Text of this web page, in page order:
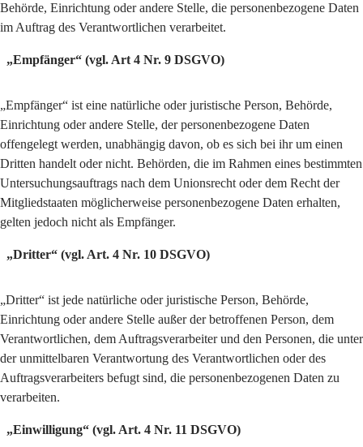
Behörde, Einrichtung oder andere Stelle, die personenbezogene Daten
im Auftrag des Verantwortlichen verarbeitet.
„Empfänger“ (vgl. Art 4 Nr. 9 DSGVO)
„Empfänger“ ist eine natürliche oder juristische Person, Behörde,
Einrichtung oder andere Stelle, der personenbezogene Daten
offengelegt werden, unabhängig davon, ob es sich bei ihr um einen
Dritten handelt oder nicht. Behörden, die im Rahmen eines bestimmten
Untersuchungsauftrags nach dem Unionsrecht oder dem Recht der
Mitgliedstaaten möglicherweise personenbezogene Daten erhalten,
gelten jedoch nicht als Empfänger.
„Dritter“ (vgl. Art. 4 Nr. 10 DSGVO)
„Dritter“ ist jede natürliche oder juristische Person, Behörde,
Einrichtung oder andere Stelle außer der betroffenen Person, dem
Verantwortlichen, dem Auftragsverarbeiter und den Personen, die unter
der unmittelbaren Verantwortung des Verantwortlichen oder des
Auftragsverarbeiters befugt sind, die personenbezogenen Daten zu
verarbeiten.
„Einwilligung“ (vgl. Art. 4 Nr. 11 DSGVO)